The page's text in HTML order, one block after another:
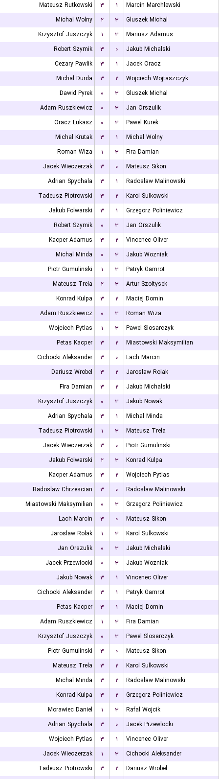
Mateusz Rutkowski
۳ ۱
Marcin Marchlewski
Michal Wolny
۲ ۳
Gluszek Michal
Krzysztof Juszczyk
۱ ۳
Mariusz Adamus
Robert Szymik
۳ ۰
Jakub Michalski
Cezary Pawlik
۳ ۱
Jacek Oracz
Michal Durda
۳ ۲
Wojciech Wojtaszczyk
Dawid Pyrek
۰ ۳
Gluszek Michal
Adam Ruszkiewicz
۰ ۳
Jan Orszulik
Oracz Lukasz
۰ ۳
Pawel Kurek
Michal Krutak
۳ ۱
Michal Wolny
Roman Wiza
۱ ۳
Fira Damian
Jacek Wieczerzak
۳ ۰
Mateusz Sikon
Adrian Spychala
۳ ۱
Radoslaw Malinowski
Tadeusz Piotrowski
۳ ۲
Karol Sulkowski
Jakub Folwarski
۳ ۱
Grzegorz Poliniewicz
Robert Szymik
۰ ۳
Jan Orszulik
Kacper Adamus
۳ ۲
Vincenec Oliver
Michal Minda
۰ ۳
Jakub Wozniak
Piotr Gumulinski
۱ ۳
Patryk Gamrot
Mateusz Trela
۲ ۳
Artur Szoltysek
Konrad Kulpa
۳ ۲
Maciej Domin
Adam Ruszkiewicz
۰ ۳
Roman Wiza
Wojciech Pytlas
۱ ۳
Pawel Slosarczyk
Petas Kacper
۳ ۲
Miastowski Maksymilian
Cichocki Aleksander
۳ ۰
Lach Marcin
Dariusz Wrobel
۳ ۲
Jaroslaw Rolak
Fira Damian
۳ ۲
Jakub Michalski
Krzysztof Juszczyk
۰ ۳
Jakub Nowak
Adrian Spychala
۳ ۱
Michal Minda
Tadeusz Piotrowski
۱ ۳
Mateusz Trela
Jacek Wieczerzak
۳ ۰
Piotr Gumulinski
Jakub Folwarski
۲ ۳
Konrad Kulpa
Kacper Adamus
۳ ۲
Wojciech Pytlas
Radoslaw Chrzescian
۳ ۰
Radoslaw Malinowski
Miastowski Maksymilian
۰ ۳
Grzegorz Poliniewicz
Lach Marcin
۳ ۰
Mateusz Sikon
Jaroslaw Rolak
۱ ۳
Karol Sulkowski
Jan Orszulik
۰ ۳
Jakub Michalski
Jacek Przewlocki
۰ ۳
Jakub Wozniak
Jakub Nowak
۳ ۱
Vincenec Oliver
Cichocki Aleksander
۳ ۱
Patryk Gamrot
Petas Kacper
۳ ۱
Maciej Domin
Adam Ruszkiewicz
۱ ۳
Fira Damian
Krzysztof Juszczyk
۰ ۳
Pawel Slosarczyk
Piotr Gumulinski
۳ ۰
Mateusz Sikon
Mateusz Trela
۳ ۲
Karol Sulkowski
Michal Minda
۳ ۲
Radoslaw Malinowski
Konrad Kulpa
۳ ۲
Grzegorz Poliniewicz
Morawiec Daniel
۱ ۳
Rafal Wojcik
Adrian Spychala
۳ ۰
Jacek Przewlocki
Wojciech Pytlas
۳ ۱
Vincenec Oliver
Jacek Wieczerzak
۱ ۳
Cichocki Aleksander
Tadeusz Piotrowski
۳ ۲
Dariusz Wrobel